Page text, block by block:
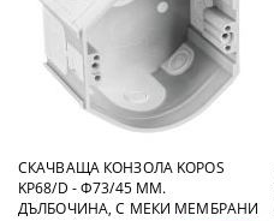
СКАЧВАЩА КОНЗОЛА KOPOS
KP68/D - Ф73/45 ММ.
ДЪЛБОЧИНА, С МЕКИ МЕМБРАНИ